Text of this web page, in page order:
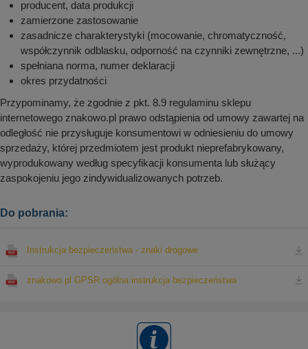
producent, data produkcji
zamierzone zastosowanie
zasadnicze charakterystyki (mocowanie, chromatyczność,
współczynnik odblasku, odporność na czynniki zewnętrzne, ...)
spełniana norma, numer deklaracji
okres przydatności
Przypominamy, że zgodnie z pkt. 8.9 regulaminu sklepu
internetowego znakowo.pl prawo odstąpienia od umowy zawartej na
odległość nie przysługuje konsumentowi w odniesieniu do umowy
sprzedaży, której przedmiotem jest produkt nieprefabrykowany,
wyprodukowany według specyfikacji konsumenta lub służący
zaspokojeniu jego zindywidualizowanych potrzeb.
Do pobrania:
Instrukcja bezpieczeństwa - znaki drogowe
znakowo.pl GPSR ogólna instrukcja bezpieczeństwa